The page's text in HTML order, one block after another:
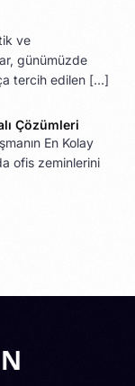
ve
günümüzde
tercih edilen […]
Çözümleri
En Kolay
ofis zeminlerini